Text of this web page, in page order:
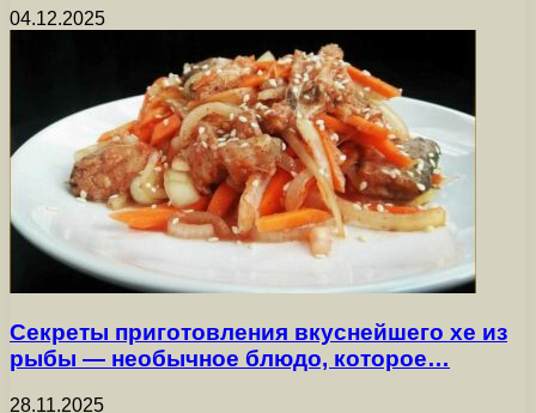
04.12.2025
Секреты приготовления вкуснейшего хе из
рыбы — необычное блюдо, которое…
28.11.2025